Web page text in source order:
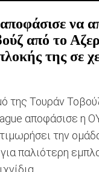
να
από το
της σε
της Τουράν
αποφάσισε η
την
παλιότερη